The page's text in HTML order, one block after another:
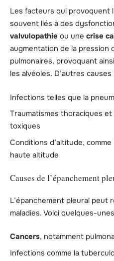
Les facteurs qui provoquent
souvent liés à des
valvulopathie ou une crise
augmentation de la pression
pulmonaires, provoquant
les alvéoles. D’autres
Infections telles que la
Traumatismes thoraciques
toxiques
Conditions d’altitude,
haute altitude
Causes de l’épanchement
L’épanchement pleural
maladies. Voici quelques-
Cancers, notamment
Infections comme la